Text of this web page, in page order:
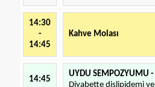
14:30
-
14:45
Kahve Molası
14:45
UYDU SEMPOZYUMU -
Diyabette dislipidemi